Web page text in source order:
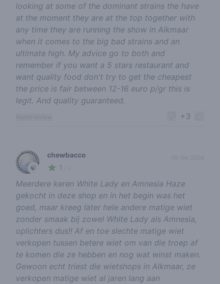
looking at some of the dominant strains the have
at the moment they are at the top together with
any time they are running the show in Alkmaar
when it comes to the big bad strains and an
ultimate high. My advice go to both and
remember if you want a 5 stars restaurant and
want quality food don't try to get the cheapest
the price is fair between 12-16 euro p/gr this is
legit. And quality guaranteed.
+3
🍃
chewbacco
1
Meerdere keren White Lady en Amnesia Haze
gekocht in deze shop en in het begin was het
goed, maar kreeg later hele andere matige wiet
zonder smaak bij zowel White Lady als Amnesia,
oplichters dus!! Af en toe slechte matige wiet
verkopen tussen betere wiet om van die troep af
te komen die ze hebben en nog wat winst maken.
Gewoon echt triest die wietshops in Alkmaar, ze
verkopen matige wiet al jaren lang aan